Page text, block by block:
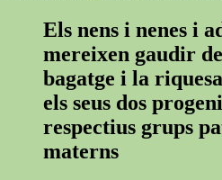
Els nens i nenes i
mereixen gaudir
bagatge i la
els seus dos
respectius grups
materns